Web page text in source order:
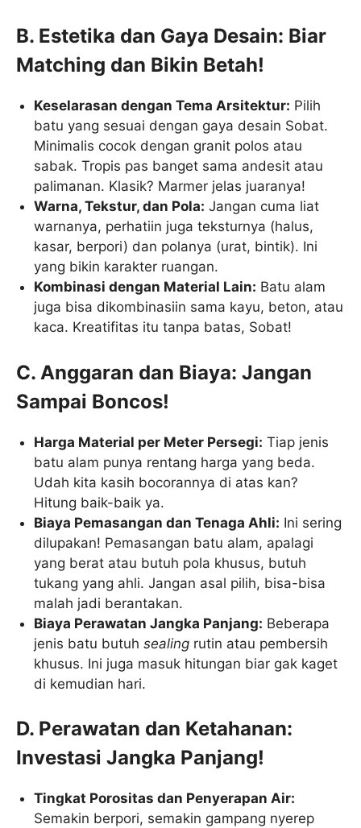
B. Estetika dan Gaya Desain: Biar
Matching dan Bikin Betah!
Keselarasan dengan Tema Arsitektur: Pilih
batu yang sesuai dengan gaya desain Sobat.
Minimalis cocok dengan granit polos atau
sabak. Tropis pas banget sama andesit atau
palimanan. Klasik? Marmer jelas juaranya!
Warna, Tekstur, dan Pola: Jangan cuma liat
warnanya, perhatiin juga teksturnya (halus,
kasar, berpori) dan polanya (urat, bintik). Ini
yang bikin karakter ruangan.
Kombinasi dengan Material Lain: Batu alam
juga bisa dikombinasiin sama kayu, beton, atau
kaca. Kreatifitas itu tanpa batas, Sobat!
C. Anggaran dan Biaya: Jangan
Sampai Boncos!
Harga Material per Meter Persegi: Tiap jenis
batu alam punya rentang harga yang beda.
Udah kita kasih bocorannya di atas kan?
Hitung baik-baik ya.
Biaya Pemasangan dan Tenaga Ahli: Ini sering
dilupakan! Pemasangan batu alam, apalagi
yang berat atau butuh pola khusus, butuh
tukang yang ahli. Jangan asal pilih, bisa-bisa
malah jadi berantakan.
Biaya Perawatan Jangka Panjang: Beberapa
jenis batu butuhsealing rutin atau pembersih
khusus. Ini juga masuk hitungan biar gak kaget
di kemudian hari.
D. Perawatan dan Ketahanan:
Investasi Jangka Panjang!
Tingkat Porositas dan Penyerapan Air:
Semakin berpori, semakin gampang nyerep